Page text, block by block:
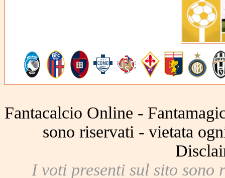
Fantacalcio Online -
sono riservati - vietata
I voti presenti sul sito sono